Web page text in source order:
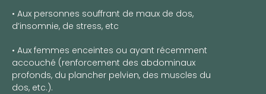
• Aux personnes souffrant de maux de dos,
d’insomnie, de stress, etc
• Aux femmes enceintes ou ayant récemment
accouché (renforcement des abdominaux
profonds, du plancher pelvien, des muscles du
dos, etc.).